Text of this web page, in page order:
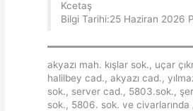
Kcetaş
Bilgi Tarihi:25 Haziran 2026
akyazı mah. kışlar sok., uçar
halilbey cad., akyazı cad.,
sok., server cad., 5803.sok.,
sok., 5806. sok. ve